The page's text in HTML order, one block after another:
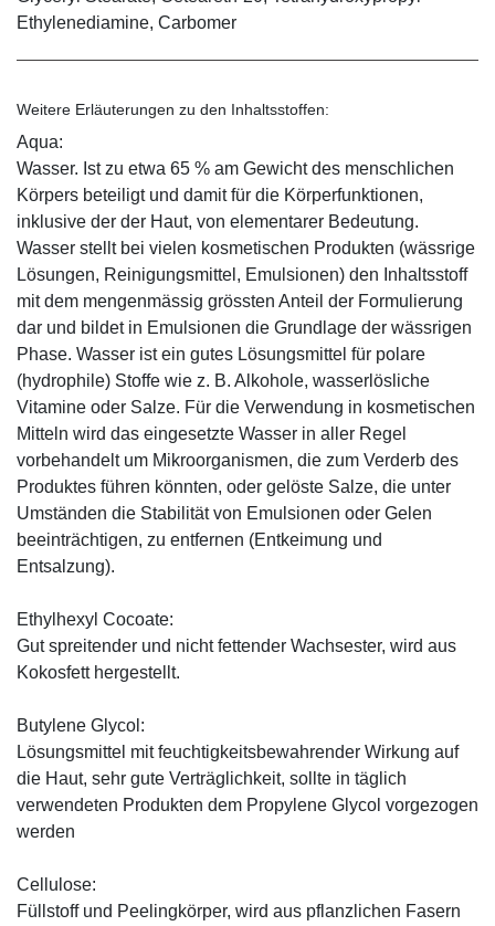
Ethylenediamine, Carbomer
Weitere Erläuterungen zu den Inhaltsstoffen:
Aqua:
Wasser. Ist zu etwa 65 % am Gewicht des menschlichen
Körpers beteiligt und damit für die Körperfunktionen,
inklusive der der Haut, von elementarer Bedeutung.
Wasser stellt bei vielen kosmetischen Produkten (wässrige
Lösungen, Reinigungsmittel, Emulsionen) den Inhaltsstoff
mit dem mengenmässig grössten Anteil der Formulierung
dar und bildet in Emulsionen die Grundlage der wässrigen
Phase. Wasser ist ein gutes Lösungsmittel für polare
(hydrophile) Stoffe wie z. B. Alkohole, wasserlösliche
Vitamine oder Salze. Für die Verwendung in kosmetischen
Mitteln wird das eingesetzte Wasser in aller Regel
vorbehandelt um Mikroorganismen, die zum Verderb des
Produktes führen könnten, oder gelöste Salze, die unter
Umständen die Stabilität von Emulsionen oder Gelen
beeinträchtigen, zu entfernen (Entkeimung und
Entsalzung).
Ethylhexyl Cocoate:
Gut spreitender und nicht fettender Wachsester, wird aus
Kokosfett hergestellt.
Butylene Glycol:
Lösungsmittel mit feuchtigkeitsbewahrender Wirkung auf
die Haut, sehr gute Verträglichkeit, sollte in täglich
verwendeten Produkten dem Propylene Glycol vorgezogen
werden
Cellulose:
Füllstoff und Peelingkörper, wird aus pflanzlichen Fasern